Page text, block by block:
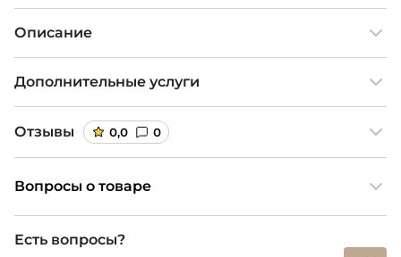
Описание
Дополнительные услуги
Отзывы 0,0 0
Вопросы о товаре
Есть вопросы?